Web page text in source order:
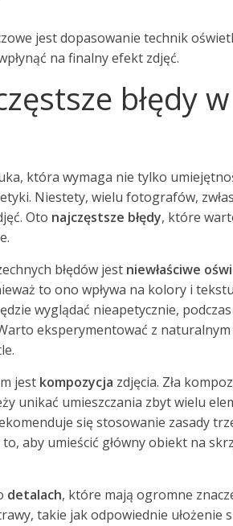
jest dopasowanie technik
na finalny efekt zdjęć.
błędy
która wymaga nie tylko
Niestety, wielu fotografów,
Oto najczęstsze błędy, które
błędów jest niewłaściwe
to ono wpływa na kolory i
wyglądać nieapetycznie,
eksperymentować z
jest kompozycja zdjęcia. Zła
unikać umieszczania zbyt wielu
się stosowanie zasady
aby umieścić główny obiekt na
detalach, które mają ogromne
takie jak odpowiednie ułożenie